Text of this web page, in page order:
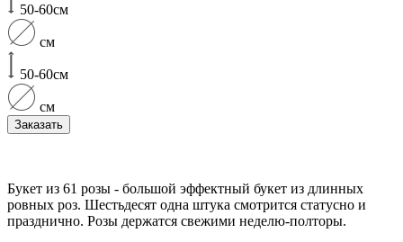
50-60см
см
50-60см
см
Заказать
Букет из 61 розы - большой эффектный букет из длинных
ровных роз. Шестьдесят одна штука смотрится статусно и
празднично. Розы держатся свежими неделю-полторы.